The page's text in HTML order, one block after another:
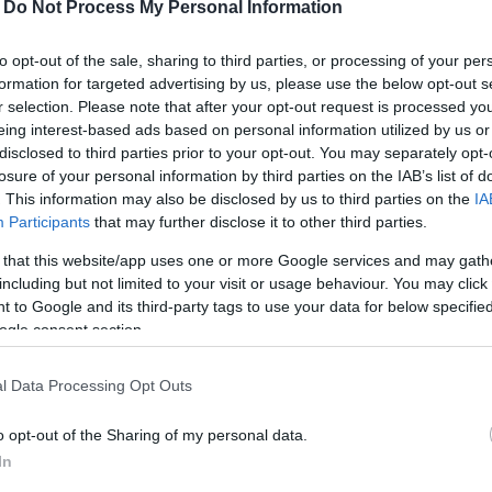
Do Not Process My Personal Information
opt-out of the sale, sharing to third parties, or processing of your
for targeted advertising by us, please use the below opt-out
selection. Please note that after your opt-out request is processed
interest-based ads based on personal information utilized by us
to third parties prior to your opt-out. You may separately
of your personal information by third parties on the IAB’s list of
This information may also be disclosed by us to third parties on the
Participants that may further disclose it to other third parties.
that this website/app uses one or more Google services and may
but not limited to your visit or usage behaviour. You may
to Google and its third-party tags to use your data for below
consent section.
Data Processing Opt Outs
opt-out of the Sharing of my personal data.
az Oxfordi Egyetem és a King's College
és Jogtudományi Kar (ELTE ÁJK) csapata nyerte a
2021-es fordulóját - közölte az egyetem.
mögé utasították többek között az
a döntőben pedig a korábbi bajnok
a Herbert Smith Freehills Competition
a közleményben.
alapult, amit most is vizsgál többek között
mind a Spotify álláspontját sikerrel védte meg a
panelek előtt.